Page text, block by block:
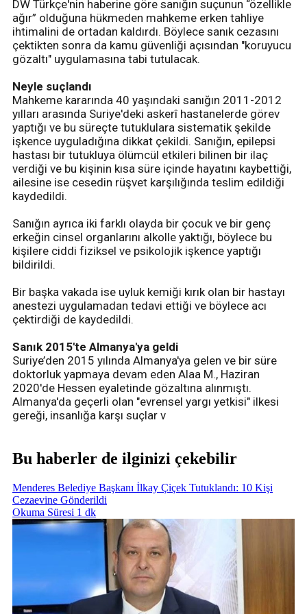
DW Türkçe'nin haberine göre sanığın suçunun “özellikle
ağır” olduğuna hükmeden mahkeme erken tahliye
ihtimalini de ortadan kaldırdı. Böylece sanık cezasını
çektikten sonra da kamu güvenliği açısından "koruyucu
gözaltı" uygulamasına tabi tutulacak.
Neyle suçlandı
Mahkeme kararında 40 yaşındaki sanığın 2011-2012
yılları arasında Suriye'deki askerî hastanelerde görev
yaptığı ve bu süreçte tutuklulara sistematik şekilde
işkence uyguladığına dikkat çekildi. Sanığın, epilepsi
hastası bir tutukluya ölümcül etkileri bilinen bir ilaç
verdiği ve bu kişinin kısa süre içinde hayatını kaybettiği,
ailesine ise cesedin rüşvet karşılığında teslim edildiği
kaydedildi.
Sanığın ayrıca iki farklı olayda bir çocuk ve bir genç
erkeğin cinsel organlarını alkolle yaktığı, böylece bu
kişilere ciddi fiziksel ve psikolojik işkence yaptığı
bildirildi.
Bir başka vakada ise uyluk kemiği kırık olan bir hastayı
anestezi uygulamadan tedavi ettiği ve böylece acı
çektirdiği de kaydedildi.
Sanık 2015'te Almanya'ya geldi
Suriye’den 2015 yılında Almanya'ya gelen ve bir süre
doktorluk yapmaya devam eden Alaa M., Haziran
2020'de Hessen eyaletinde gözaltına alınmıştı.
Almanya'da geçerli olan "evrensel yargı yetkisi" ilkesi
gereği, insanlığa karşı suçlar v
Bu haberler de ilginizi çekebilir
Menderes Belediye Başkanı İlkay Çiçek Tutuklandı: 10 Kişi
Cezaevine Gönderildi
Okuma Süresi 1 dk